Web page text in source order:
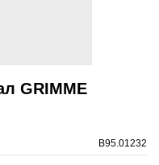
GRIMME
B95.01232